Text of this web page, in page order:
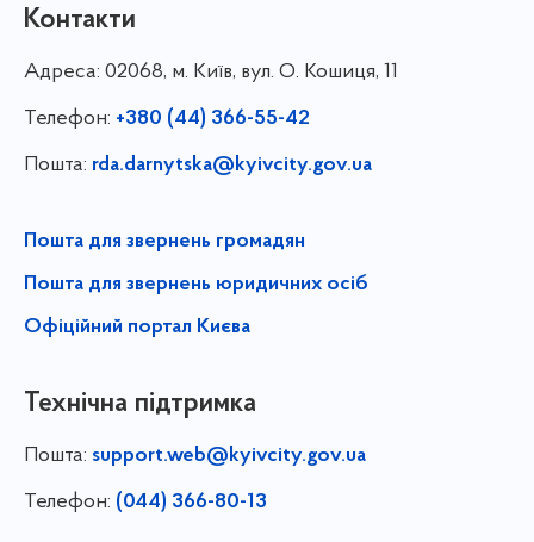
Контакти
Адреса: 02068, м. Київ, вул. О. Кошиця, 11
Телефон: +380 (44) 366-55-42
Пошта: rda.darnytska@kyivcity.gov.ua
Пошта для звернень громадян
Пошта для звернень юридичних осіб
Офіційний портал Києва
Технічна підтримка
Пошта: support.web@kyivcity.gov.ua
Телефон: (044) 366-80-13